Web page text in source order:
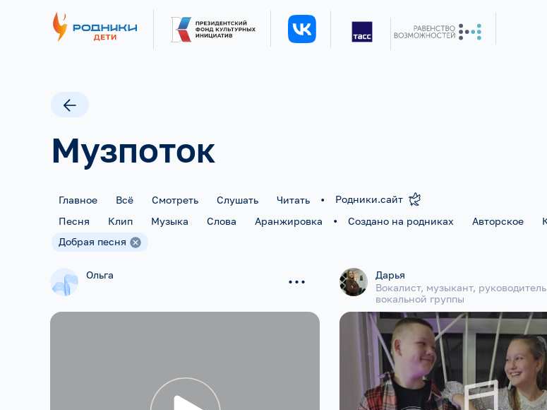
Музпоток
Главное Всё Смотреть Слушать Читать •
Родники.сайт
Песня
Клип Музыка Слова Аранжировка • Создано на родниках Авторское
Добрая песня
Ольга ...
Дарья
Вокалист, музыкант, руководитель
вокальной группы